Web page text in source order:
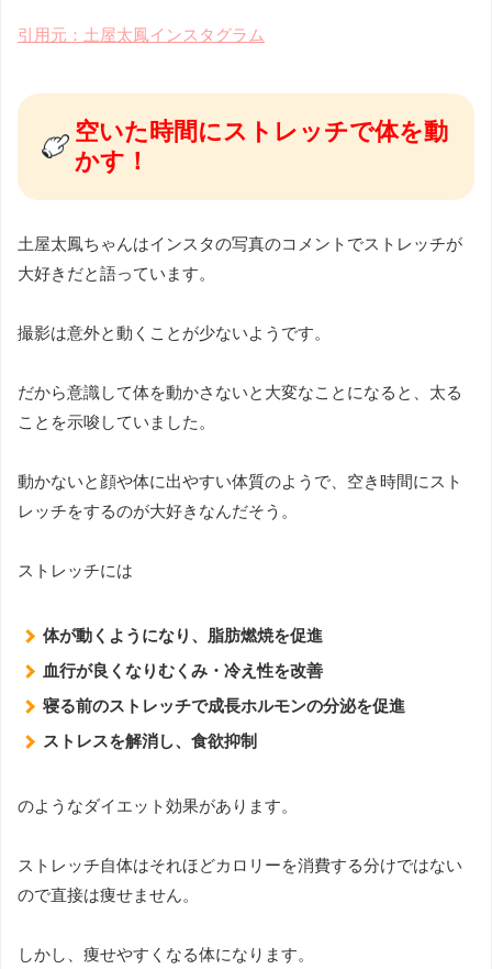
引用元：土屋太鳳インスタグラム
空いた時間にストレッチで体を動
かす！
土屋太鳳ちゃんはインスタの写真のコメントでストレッチが
大好きだと語っています。
撮影は意外と動くことが少ないようです。
だから意識して体を動かさないと大変なことになると、太る
ことを示唆していました。
動かないと顔や体に出やすい体質のようで、空き時間にスト
レッチをするのが大好きなんだそう。
ストレッチには
体が動くようになり、脂肪燃焼を促進
血行が良くなりむくみ・冷え性を改善
寝る前のストレッチで成長ホルモンの分泌を促進
ストレスを解消し、食欲抑制
のようなダイエット効果があります。
ストレッチ自体はそれほどカロリーを消費する分けではない
ので直接は痩せません。
しかし、痩せやすくなる体になります。